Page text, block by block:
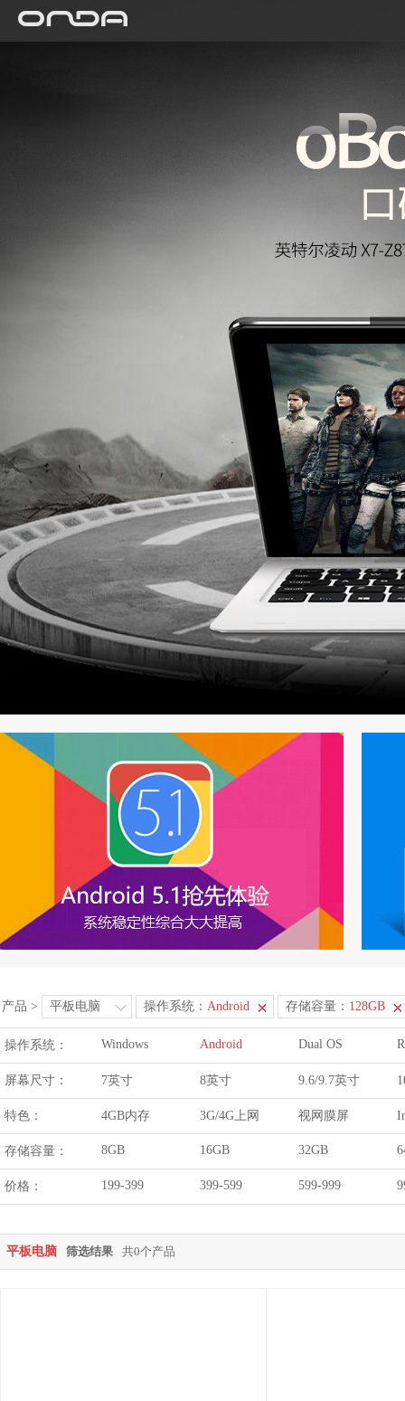
产品 > 平板电脑 操作系统： Android 存储容量： 128GB
操作系统： Windows Android Dual OS
屏幕尺寸： 7英寸 8英寸 9.6/9.7英寸
特色： 4GB内存 3G/4G上网 视网膜屏
存储容量： 8GB 16GB 32GB
价格： 199-399 399-599 599-999
平板电脑 筛选结果 共0个产品